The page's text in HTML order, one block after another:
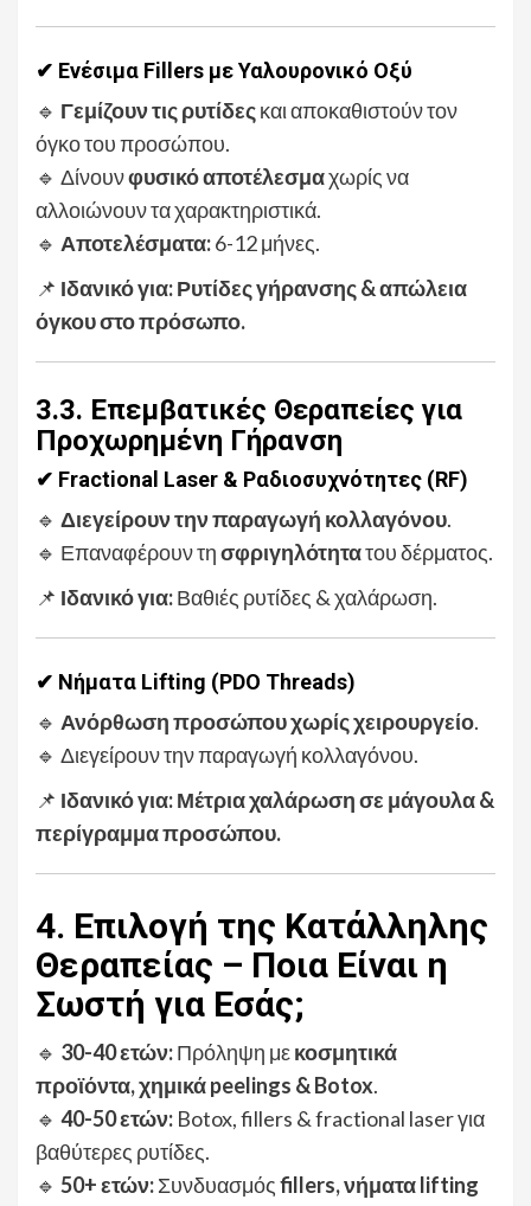
✔ Ενέσιμα Fillers με Υαλουρονικό Οξύ
🔹 Γεμίζουν τις ρυτίδεςκαι αποκαθιστούν τον
όγκο του προσώπου.
🔹 Δίνουνφυσικό αποτέλεσμαχωρίς να
αλλοιώνουν τα χαρακτηριστικά.
🔹 Αποτελέσματα:6-12 μήνες.
📌 Ιδανικό για:Ρυτίδες γήρανσης & απώλεια
όγκου στο πρόσωπο.
3.3. Επεμβατικές Θεραπείες για
Προχωρημένη Γήρανση
✔ Fractional Laser & Ραδιοσυχνότητες (RF)
🔹 Διεγείρουν την παραγωγή κολλαγόνου.
🔹 Επαναφέρουν τησφριγηλότητατου δέρματος.
📌 Ιδανικό για:Βαθιές ρυτίδες & χαλάρωση.
✔ Νήματα Lifting (PDO Threads)
🔹 Ανόρθωση προσώπου χωρίς χειρουργείο.
🔹 Διεγείρουν την παραγωγή κολλαγόνου.
📌 Ιδανικό για:Μέτρια χαλάρωση σε μάγουλα &
περίγραμμα προσώπου.
4. Επιλογή της Κατάλληλης
Θεραπείας – Ποια Είναι η
Σωστή για Εσάς;
🔹 30-40 ετών:Πρόληψη μεκοσμητικά
προϊόντα, χημικά peelings & Botox.
🔹 40-50 ετών: Botox, fillers & fractional laser για
βαθύτερες ρυτίδες.
🔹 50+ ετών:Συνδυασμόςfillers, νήματα lifting